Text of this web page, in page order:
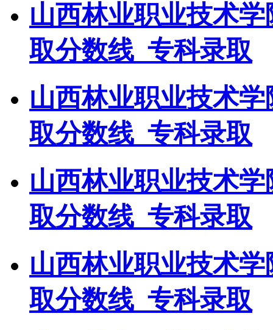
山西林业职业技术
取分数线_专科录取
山西林业职业技术
取分数线_专科录取
山西林业职业技术
取分数线_专科录取
山西林业职业技术
取分数线_专科录取